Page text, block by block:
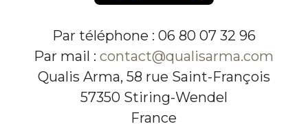
Par téléphone : 06 80 07 32 96
Par mail :contact@qualisarma.com
Qualis Arma, 58 rue Saint-François
57350 Stiring-Wendel
France